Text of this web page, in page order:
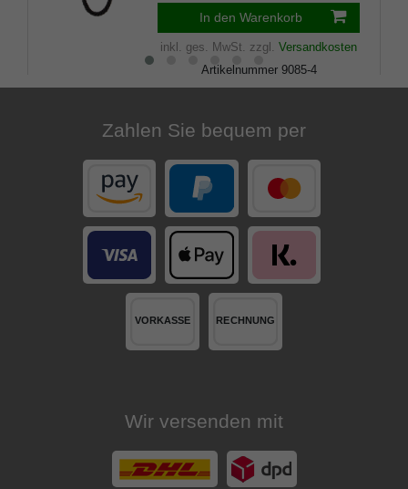
In den Warenkorb
inkl. ges. MwSt. zzgl. Versandkosten
Artikelnummer 9085-4
Merkliste
Zahlen Sie bequem per
Wir versenden mit